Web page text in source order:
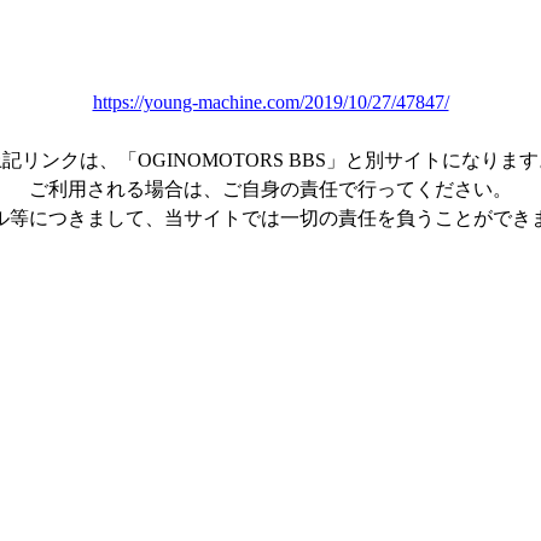
https://young-machine.com/2019/10/27/47847/
記リンクは、「OGINOMOTORS BBS」と別サイトになります
ご利用される場合は、ご自身の責任で行ってください。
等につきまして、当サイトでは一切の責任を負うことができ